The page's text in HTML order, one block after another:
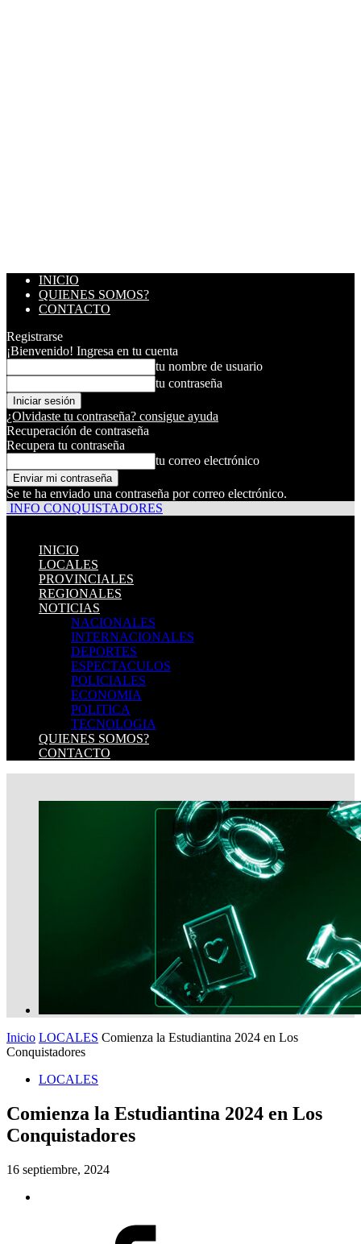
INICIO
QUIENES SOMOS?
CONTACTO
Registrarse
¡Bienvenido! Ingresa en tu cuenta
tu nombre de usuario
tu contraseña
¿Olvidaste tu contraseña? consigue ayuda
Recuperación de contraseña
Recupera tu contraseña
tu correo electrónico
Se te ha enviado una contraseña por correo electrónico.
INFO CONQUISTADORES
INICIO
LOCALES
PROVINCIALES
REGIONALES
NOTICIAS
NACIONALES
INTERNACIONALES
DEPORTES
ESPECTACULOS
POLICIALES
ECONOMIA
POLITICA
TECNOLOGIA
QUIENES SOMOS?
CONTACTO
Inicio LOCALES Comienza la Estudiantina 2024 en Los
Conquistadores
LOCALES
Comienza la Estudiantina 2024 en Los
Conquistadores
16 septiembre, 2024